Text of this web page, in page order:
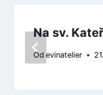
Na sv.
Od evinatelier